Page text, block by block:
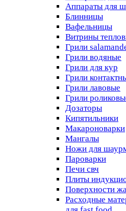
Аппараты для
Блинницы
Вафельницы
Витрины
Грили
Грили водяные
Грили для кур
Грили
Грили лавовые
Грили
Дозаторы
Кипятильники
Макароноварки
Мангалы
Ножи для
Пароварки
Печи свч
Плиты
Поверхности
Расходные